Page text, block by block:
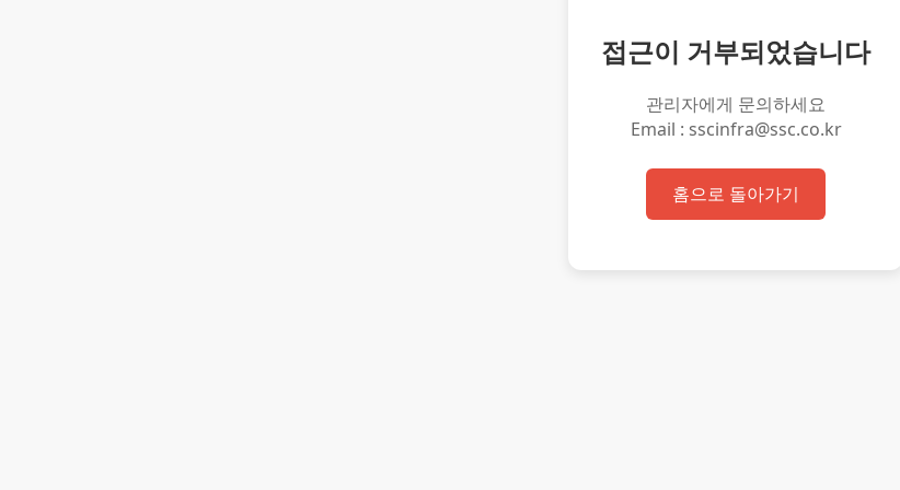
접근이 거부되었습니다
관리자에게 문의하세요
Email : sscinfra@ssc.co.kr
홈으로 돌아가기